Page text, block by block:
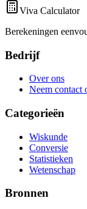
Viva Calculator
Berekeningen
Bedrijf
Over ons
Neem contact
Categorieën
Wiskunde
Conversie
Statistieken
Wetenschap
Bronnen